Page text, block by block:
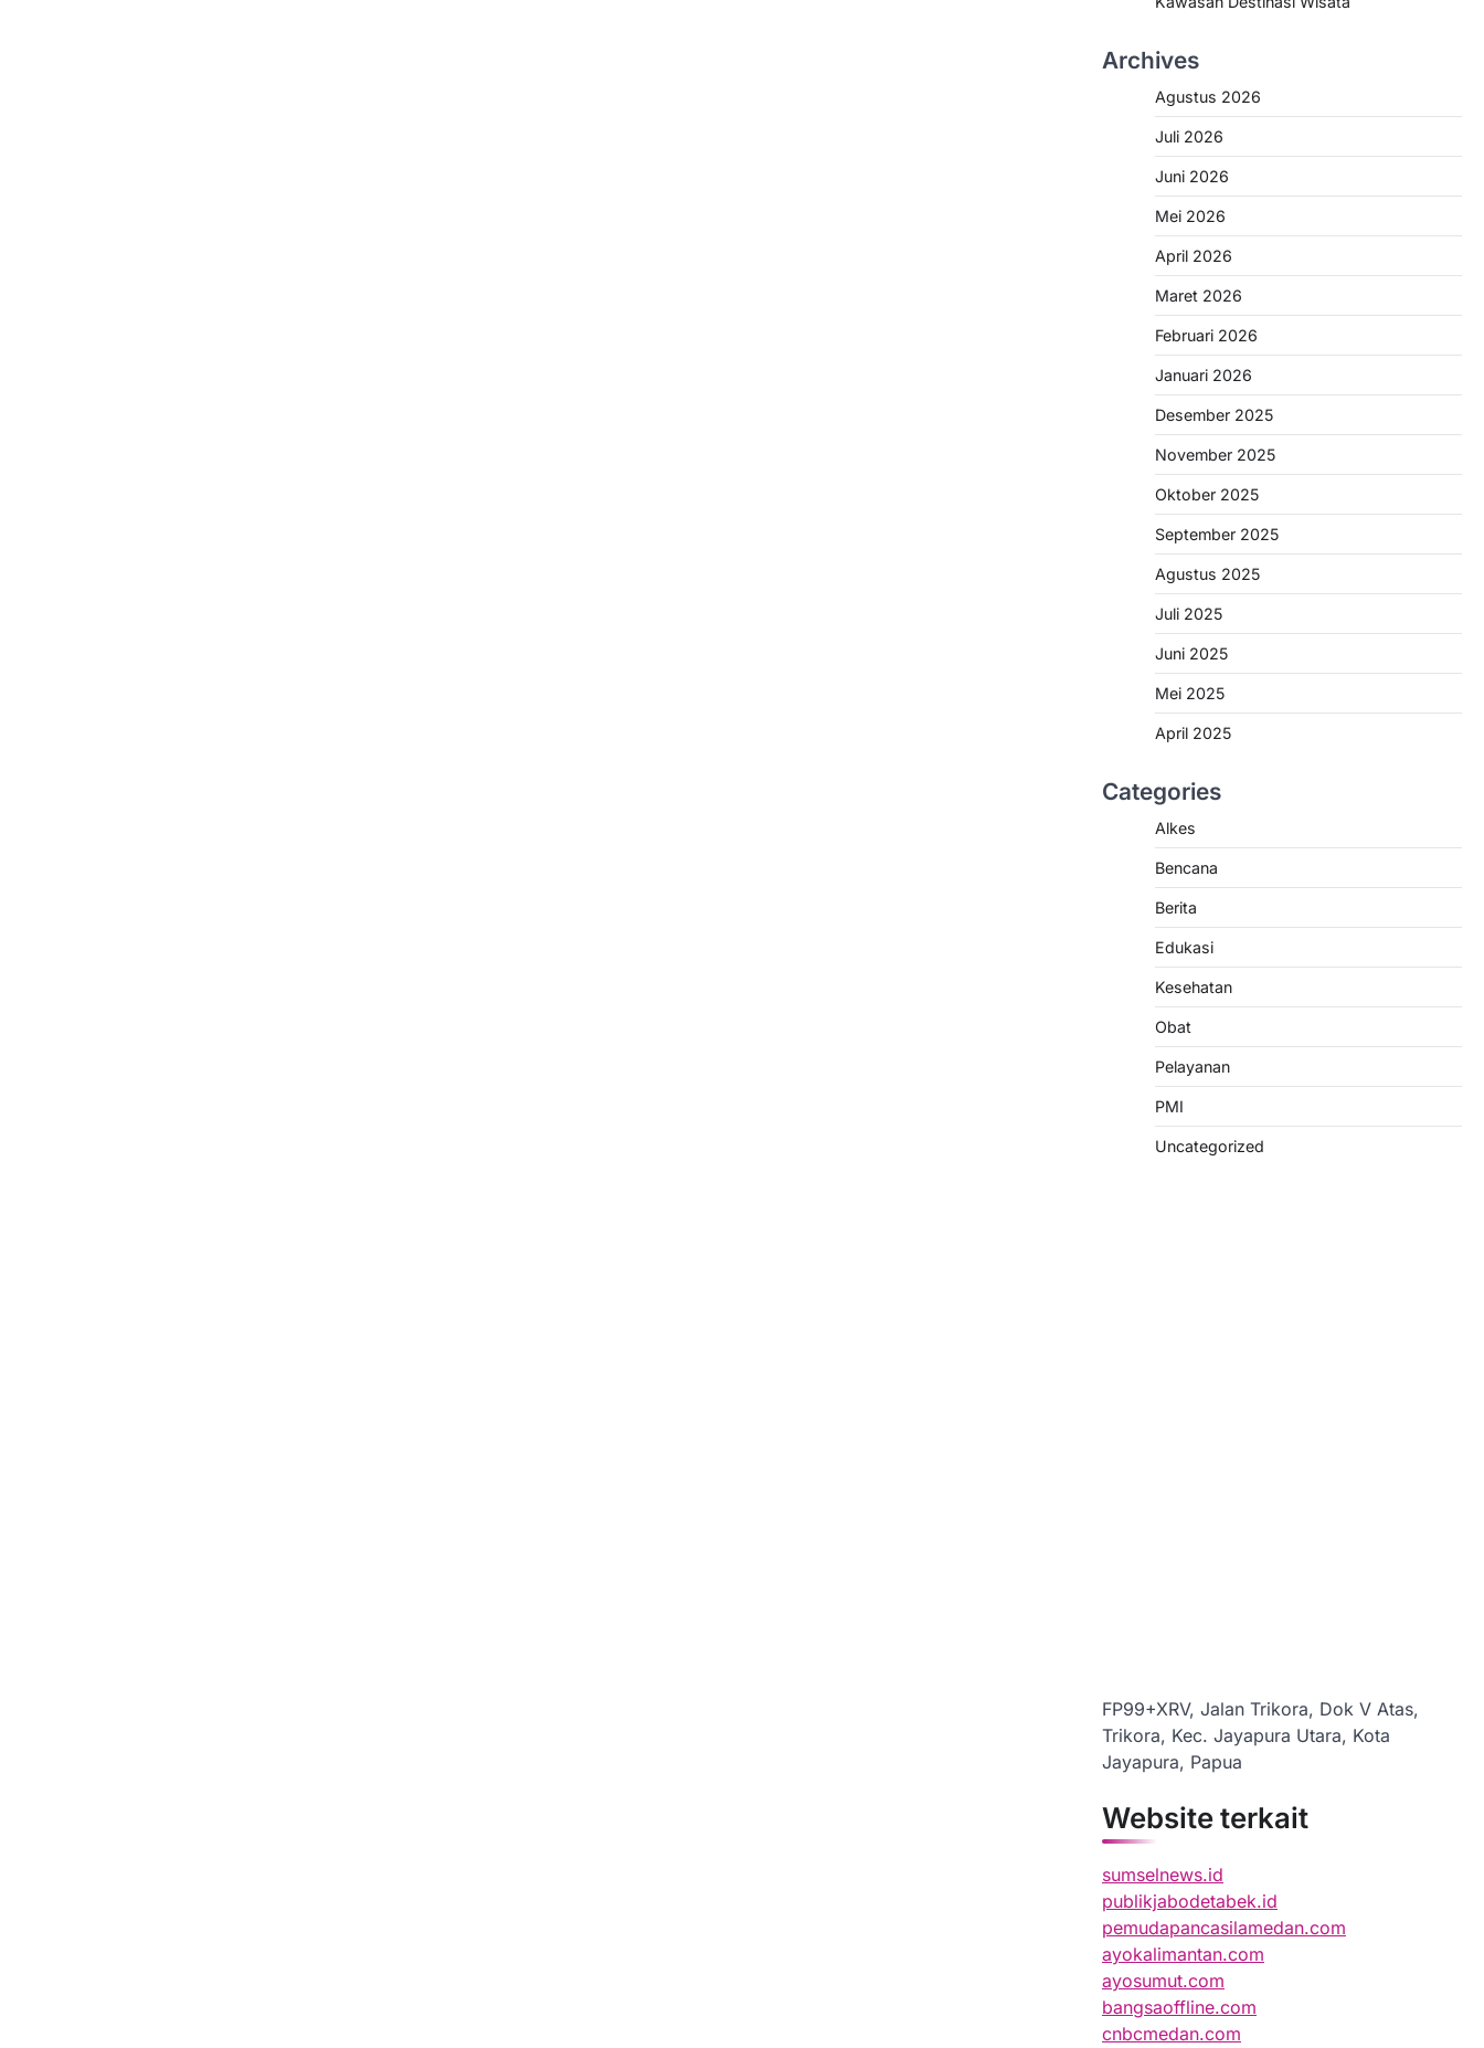
Archives
Agustus 2026
Juli 2026
Juni 2026
Mei 2026
April 2026
Maret 2026
Februari 2026
Januari 2026
Desember 2025
November 2025
Oktober 2025
September 2025
Agustus 2025
Juli 2025
Juni 2025
Mei 2025
April 2025
Categories
Alkes
Bencana
Berita
Edukasi
Kesehatan
Obat
Pelayanan
PMI
Uncategorized
FP99+XRV, Jalan Trikora, Dok V Atas,
Trikora, Kec. Jayapura Utara, Kota
Jayapura, Papua
Website terkait
sumselnews.id
publikjabodetabek.id
pemudapancasilamedan.com
ayokalimantan.com
ayosumut.com
bangsaoffline.com
cnbcmedan.com